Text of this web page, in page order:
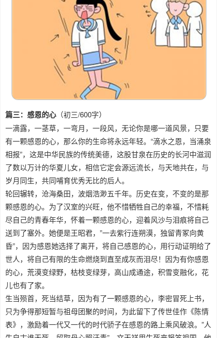
篇三：感恩的心 （初三/600字）
一滴露，一茎草，一弯月，一段风，无论你是哪一道风景，只要
有一颗感恩的心，那么你的生命将永远年轻。“滴水之恩，当涌泉
相报”，这是中华民族的传统美德，这股甘泉在历史的长河中滋润
了数以万计的华夏儿女，相信它定会源远流长，与天地共在，与
岁月同生，共同哺育优秀无比的后人。
轮回辗转，沧海桑田，波烟浩渺五千年。历史在变，不变的是那
颗感恩的心。为了汉室的兴旺，他不惜牺牲自己的幸福，不惜耗
尽自己的青春年华，怀着一颗感恩的心，迎着风沙与泪痕将自己
送到了塞外。她便是王昭君，”一去紫行连朔漠，独留青冢向黄
昏”，因为感恩她选择了离开，将自己感恩的心，用行动证明给了
世人，将自己有限的生命燃烧到直至成灰而泪尽！因为有你感恩
的心，荒漠变绿野，枯枝变绿芽，高山成通途，积雪变融化，花
儿也有了家。
生当殒首，死当结草，因为有了一颗感恩的心，李密冒死上书，
只为争得那短暂与祖母团聚的时间，为此留下了传世佳作《陈情
表》，激励着一代又一代的时代骄子在感恩的路上乘风破浪。”人